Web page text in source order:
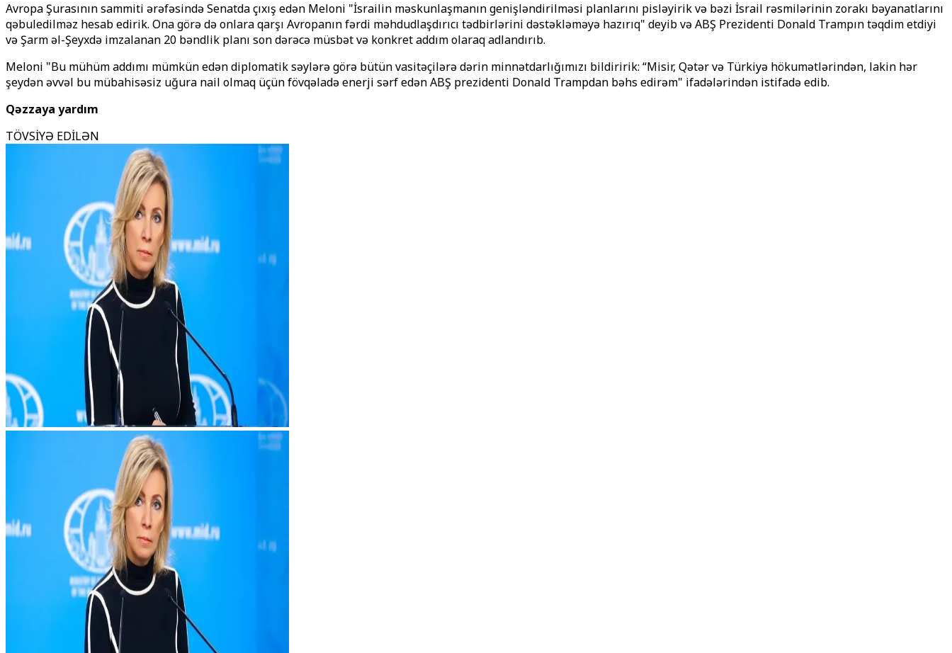
Avropa Şurasının sammiti ərəfəsində Senatda çıxış edən Meloni "İsrailin məskunlaşmanın genişləndirilməsi planlarını pisləyirik və bəzi İsrail rəsmilərinin zorakı bəyanatlarını
qəbuledilməz hesab edirik. Ona görə də onlara qarşı Avropanın fərdi məhdudlaşdırıcı tədbirlərini dəstəkləməyə hazırıq" deyib və ABŞ Prezidenti Donald Trampın təqdim etdiyi
və Şarm əl-Şeyxdə imzalanan 20 bəndlik planı son dərəcə müsbət və konkret addım olaraq adlandırıb.
Meloni "Bu mühüm addımı mümkün edən diplomatik səylərə görə bütün vasitəçilərə dərin minnətdarlığımızı bildiririk: “Misir, Qətər və Türkiyə hökumətlərindən, lakin hər
şeydən əvvəl bu mübahisəsiz uğura nail olmaq üçün fövqəladə enerji sərf edən ABŞ prezidenti Donald Trampdan bəhs edirəm" ifadələrindən istifadə edib.
Qəzzaya yardım
TÖVSİYƏ EDİLƏN